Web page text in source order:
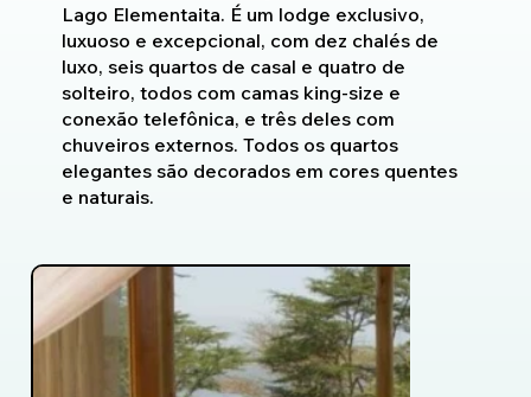
Lago Elementaita. É um lodge exclusivo,
luxuoso e excepcional, com dez chalés de
luxo, seis quartos de casal e quatro de
solteiro, todos com camas king-size e
conexão telefônica, e três deles com
chuveiros externos. Todos os quartos
elegantes são decorados em cores quentes
e naturais.